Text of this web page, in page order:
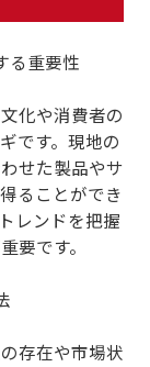
る重要性
化や消費者の
です。現地の
せた製品やサ
ることができ
レンドを把握
要です。
存在や市場状